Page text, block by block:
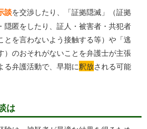
談を交渉したり、「証拠隠滅」（証拠
隠匿をしたり、証人・被害者・共犯者
とを言わないよう接触する等）や「逃
）のおそれがないことを弁護士が主張
る弁護活動で、早期に釈放される可能
は